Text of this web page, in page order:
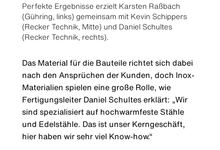
Perfekte Ergebnisse erzielt Karsten Raßbach
(Gühring, links) gemeinsam mit Kevin Schippers
(Recker Technik, Mitte) und Daniel Schultes
(Recker Technik, rechts).
Das Material für die Bauteile richtet sich dabei
nach den Ansprüchen der Kunden, doch Inox-
Materialien spielen eine große Rolle, wie
Fertigungsleiter Daniel Schultes erklärt: „Wir
sind spezialisiert auf hochwarmfeste Stähle
und Edelstähle. Das ist unser Kerngeschäft,
hier haben wir sehr viel Know-how.“